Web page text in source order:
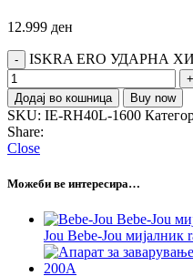
12.999 ден
ISKRA ERO УДАРНА
Додај во кошница Buy now
SKU: IE-RH40L-1600
Share:
Close
Можеби ве интересира…
Jou Bebe-Jou мијалник